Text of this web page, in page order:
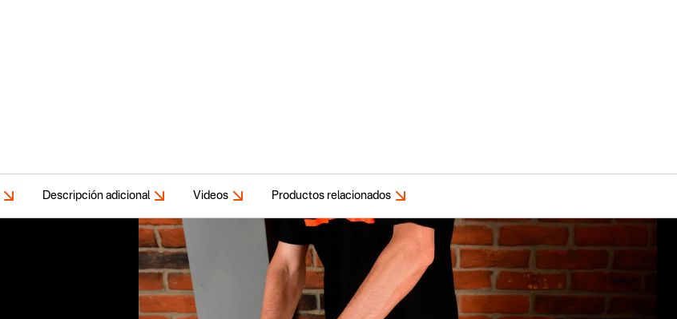
Descripción adicional Videos Productos relacionados